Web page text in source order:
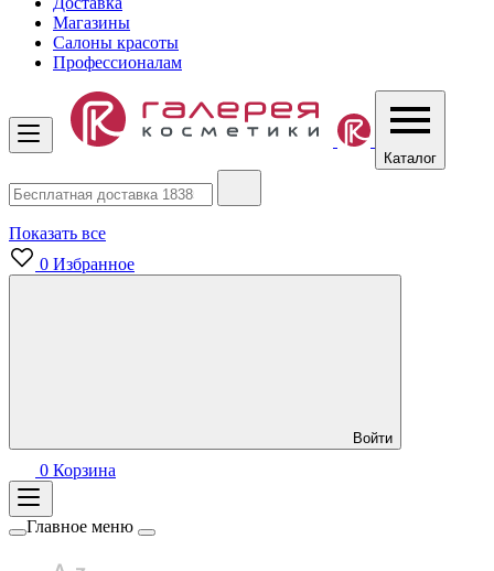
Магазины
Салоны красоты
Профессионалам
Каталог
Показать все
0 Избранное
Войти
0 Корзина
Главное меню